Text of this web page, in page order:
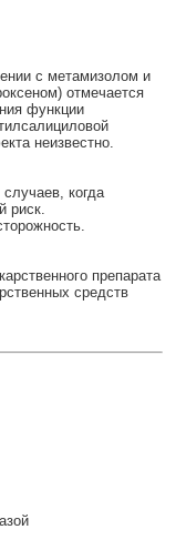
с метамизолом и
отмечается
функции
неизвестно.
когда
риск.
препарата
средств